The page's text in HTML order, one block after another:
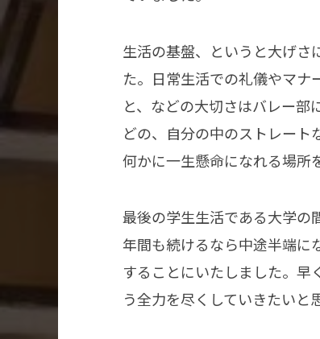
生活の基盤、というと大げさ
た。日常生活での礼儀やマナ
と、などの大切さはバレー
どの、自分の中のストレート
何かに一生懸命になれる場所
最後の学生生活である大学の
年間も続けるなら中途半端に
することにいたしました。早
う全力を尽くしていきたいと